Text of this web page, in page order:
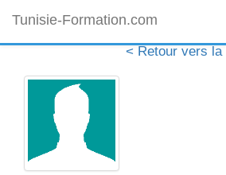
Tunisie-Formation.com
< Retour vers